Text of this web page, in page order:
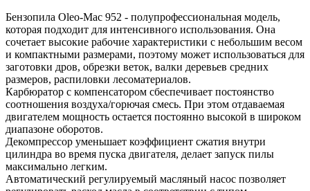
Бензопила Oleo-Mac 952 - полупрофессиональная модель,
которая подходит для интенсивного использования. Она
сочетает высокие рабочие характеристики с небольшим весом
и компактными размерами, поэтому может использоваться для
заготовки дров, обрезки веток, валки деревьев средних
размеров, распиловки лесоматериалов.
Карбюратор с компенсатором сбеспечивает постоянство
соотношения воздуха/горючая смесь. При этом отдаваемая
двигателем мощность остается постоянно высокой в широком
диапазоне оборотов.
Декомпрессор уменьшает коэффициент сжатия внутри
цилиндра во время пуска двигателя, делает запуск пилы
максимально легким.
Автоматический регулируемый масляный насос позволяет